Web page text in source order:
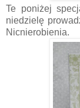
Te poniżej
niedzielę
Nicnierobienia.